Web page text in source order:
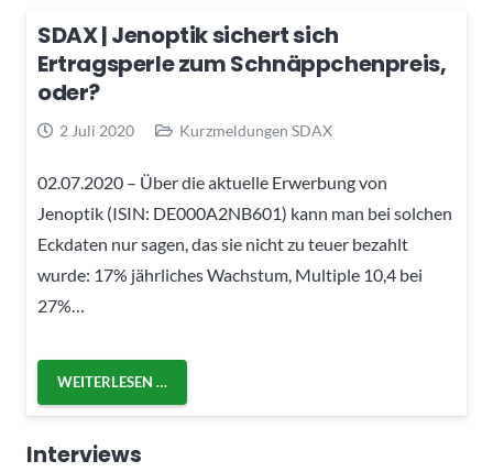
SDAX | Jenoptik sichert sich
Ertragsperle zum Schnäppchenpreis,
oder?
2 Juli 2020 Kurzmeldungen SDAX
02.07.2020 – Über die aktuelle Erwerbung von
Jenoptik (ISIN: DE000A2NB601) kann man bei solchen
Eckdaten nur sagen, das sie nicht zu teuer bezahlt
wurde: 17% jährliches Wachstum, Multiple 10,4 bei
27%…
WEITERLESEN …
Interviews